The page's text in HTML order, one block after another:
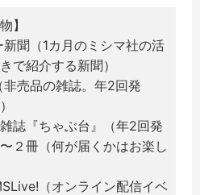
】
聞（1カ月のミシマ社の活
で紹介する新聞）
非売品の雑誌。年2回発
誌『ちゃぶ台』（年2回発
２冊（何が届くかはお楽し
（オンライン配信イベ